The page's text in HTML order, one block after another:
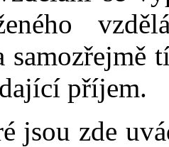
samozřejmě
příjem.
jsou zde